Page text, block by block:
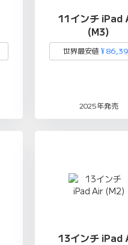
11インチ iPad
(M3)
世界最安値 ¥
2025年発売
13インチ iPad